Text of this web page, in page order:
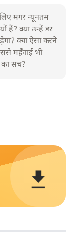
लिए मगर न्यूनतम
हैं? क्या उन्हें डर
क्या ऐसा करने
महँगाई भी
का सच?